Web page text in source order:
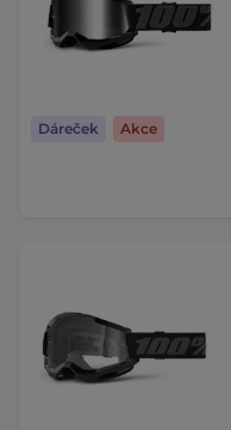
Dáreček Akce